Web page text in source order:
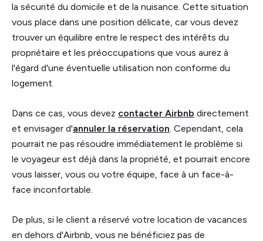
la sécurité du domicile et de la nuisance. Cette situation
vous place dans une position délicate, car vous devez
trouver un équilibre entre le respect des intérêts du
propriétaire et les préoccupations que vous aurez à
l'égard d'une éventuelle utilisation non conforme du
logement.
Dans ce cas, vous devez contacter Airbnb directement
et envisager d'annuler la réservation . Cependant, cela
pourrait ne pas résoudre immédiatement le problème si
le voyageur est déjà dans la propriété, et pourrait encore
vous laisser, vous ou votre équipe, face à un face-à-
face inconfortable.
De plus, si le client a réservé votre location de vacances
en dehors d'Airbnb, vous ne bénéficiez pas de